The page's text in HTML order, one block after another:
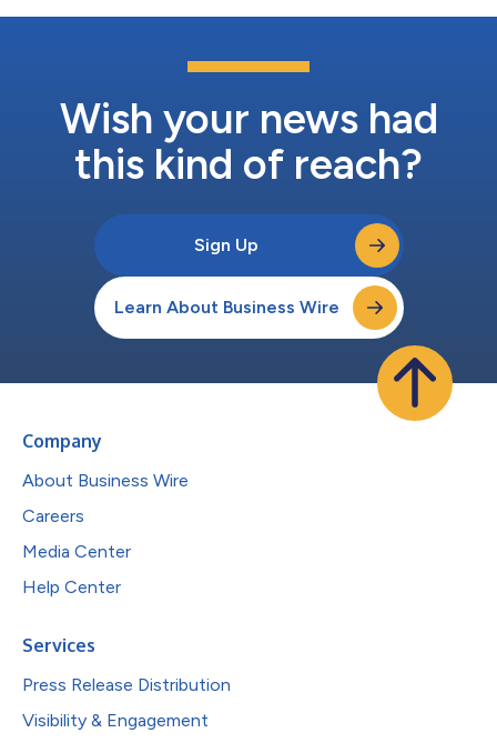
Wish your news had
this kind of reach?
Sign Up
Learn About Business Wire
Company
About Business Wire
Careers
Media Center
Help Center
Services
Press Release Distribution
Visibility & Engagement